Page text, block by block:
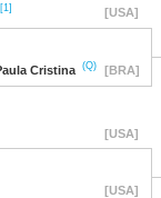
[1] [USA]
Cristina (Q) [BRA]
[USA]
[USA]